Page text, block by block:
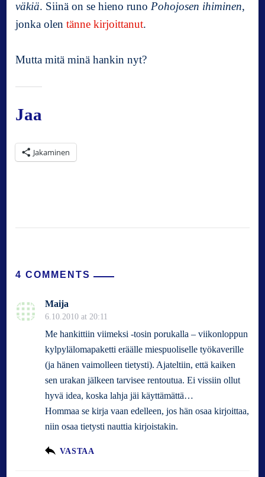
väkiä. Siinä on se hieno runoPohojosen ihiminen,
jonka olentänne kirjoittanut.
Mutta mitä minä hankin nyt?
Jaa
Jakaminen
4 COMMENTS
Maija
6.10.2010 at 20:11
Me hankittiin viimeksi -tosin porukalla – viikonloppun
kylpylälomapaketti eräälle miespuoliselle työkaverille
(ja hänen vaimolleen tietysti). Ajateltiin, että kaiken
sen urakan jälkeen tarvisee rentoutua. Ei vissiin ollut
hyvä idea, koska lahja jäi käyttämättä…
Hommaa se kirja vaan edelleen, jos hän osaa kirjoittaa,
niin osaa tietysti nauttia kirjoistakin.
VASTAA